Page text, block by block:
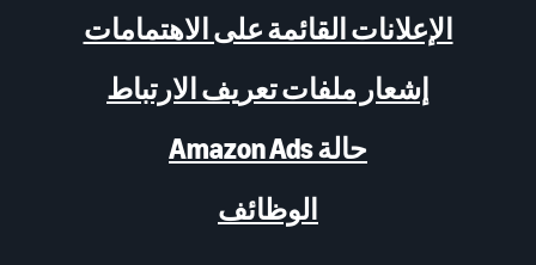
الإعلانات القائمة على الاهتمامات
إشعار ملفات تعريف الارتباط
حالة Amazon Ads
الوظائف